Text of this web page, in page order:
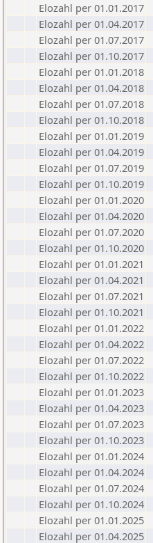
Elozahl per 01.01.2017
Elozahl per 01.04.2017
Elozahl per 01.07.2017
Elozahl per 01.10.2017
Elozahl per 01.01.2018
Elozahl per 01.04.2018
Elozahl per 01.07.2018
Elozahl per 01.10.2018
Elozahl per 01.01.2019
Elozahl per 01.04.2019
Elozahl per 01.07.2019
Elozahl per 01.10.2019
Elozahl per 01.01.2020
Elozahl per 01.04.2020
Elozahl per 01.07.2020
Elozahl per 01.10.2020
Elozahl per 01.01.2021
Elozahl per 01.04.2021
Elozahl per 01.07.2021
Elozahl per 01.10.2021
Elozahl per 01.01.2022
Elozahl per 01.04.2022
Elozahl per 01.07.2022
Elozahl per 01.10.2022
Elozahl per 01.01.2023
Elozahl per 01.04.2023
Elozahl per 01.07.2023
Elozahl per 01.10.2023
Elozahl per 01.01.2024
Elozahl per 01.04.2024
Elozahl per 01.07.2024
Elozahl per 01.10.2024
Elozahl per 01.01.2025
Elozahl per 01.04.2025